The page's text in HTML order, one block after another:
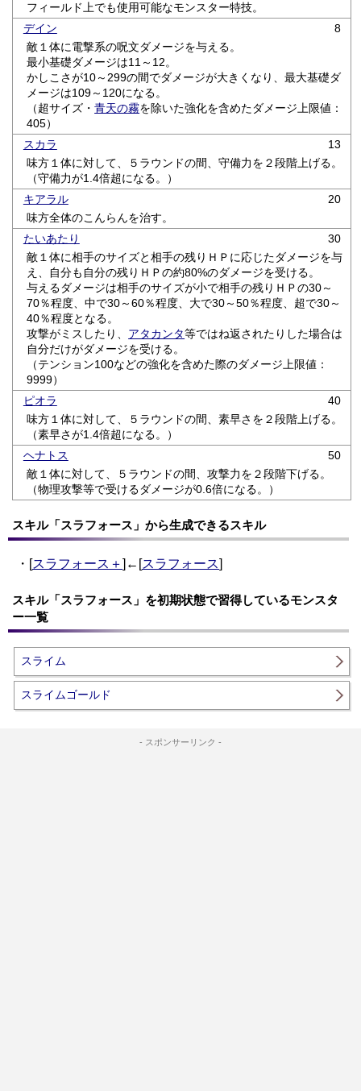
フィールド上でも使用可能なモンスター特技。
デイン
8
敵１体に電撃系の呪文ダメージを与える。
最小基礎ダメージは11～12。
かしこさが10～299の間でダメージが大きくなり、最大基礎ダ
メージは109～120になる。
（超サイズ・青天の霧を除いた強化を含めたダメージ上限値：
405）
スカラ
13
味方１体に対して、５ラウンドの間、守備力を２段階上げる。
（守備力が1.4倍超になる。）
キアラル
20
味方全体のこんらんを治す。
たいあたり
30
敵１体に相手のサイズと相手の残りＨＰに応じたダメージを与
え、自分も自分の残りＨＰの約80%のダメージを受ける。
与えるダメージは相手のサイズが小で相手の残りＨＰの30～
70％程度、中で30～60％程度、大で30～50％程度、超で30～
40％程度となる。
攻撃がミスしたり、 アタカンタ等ではね返されたりした場合は
自分だけがダメージを受ける。
（テンション100などの強化を含めた際のダメージ上限値：
9999）
ピオラ
40
味方１体に対して、５ラウンドの間、素早さを２段階上げる。
（素早さが1.4倍超になる。）
ヘナトス
50
敵１体に対して、５ラウンドの間、攻撃力を２段階下げる。
（物理攻撃等で受けるダメージが0.6倍になる。）
スキル「スラフォース」から生成できるスキル
・[スラフォース＋]←[スラフォース]
スキル「スラフォース」を初期状態で習得しているモンスタ
ー一覧
スライム
スライムゴールド
- スポンサーリンク -